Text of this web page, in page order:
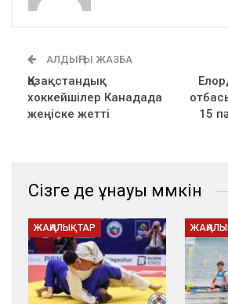
АЛДЫҢҒЫ ЖАЗБА
Қазақстандық
хоккейшілер Канадада
жеңіске жетті
15
Сізге де ұнауы мүмкін
ЖАҢАЛЫҚТАР